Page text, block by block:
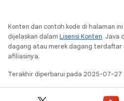
Konten dan contoh kode di halaman
dijelaskan dalam Lisensi Konten. Java
dagang atau merek dagang terdaftar
afiliasinya.
Terakhir diperbarui pada 2025-07-27